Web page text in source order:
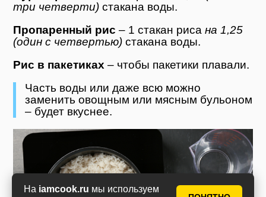
На iamcook.ru мы используем
три четверти) стакана воды.
Пропаренный рис – 1 стакан рисана 1,25
(один с четвертью) стакана воды.
Рис в пакетиках – чтобы пакетики плавали.
Часть воды или даже всю можно
заменить овощным или мясным бульоном
– будет вкуснее.